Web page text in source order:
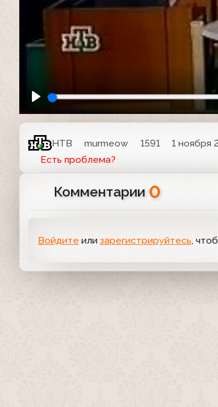
НТВ murmeow 1591 1 ноября
Есть проблема?
Комментарии 0
Войдите или зарегистрируйтесь,